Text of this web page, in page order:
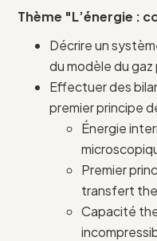
Thème "L’énergie :
Décrire un
du modèle du
Effectuer des
premier principe
Énergie
Premier
transfert
Capacité